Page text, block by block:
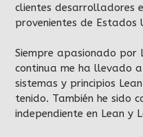
clientes desarrolladores
provenientes de Estados
Siempre apasionado
continua me ha llevado
sistemas y principios
tenido. También he sido
independiente en Lean y